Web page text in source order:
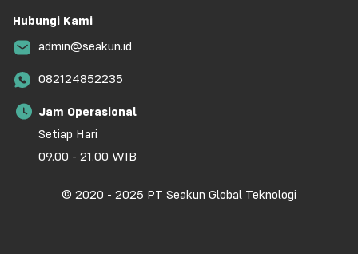
Hubungi Kami
admin@seakun.id
082124852235
Jam Operasional
Setiap Hari
09.00 - 21.00 WIB
© 2020 - 2025 PT Seakun Global Teknologi